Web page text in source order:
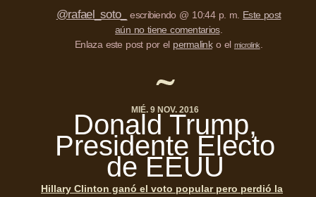
@rafael_soto_ escribiendo @ 10:44 p. m. Este post
aún no tiene comentarios.
Enlaza este post por el permalinko el microlink
MIÉ. 9 NOV. 2016
Donald Trump,
Presidente Electo
de EEUU
Hillary Clinton ganó el voto popular pero perdió la